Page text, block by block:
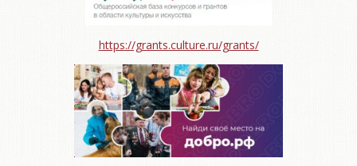
https://grants.culture.ru/grants/